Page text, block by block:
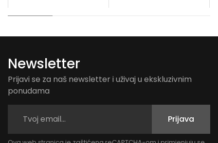
Newsletter
Prijavi se za naš newsletter i uživaj u ekskluzivnim
ponudama
Prijava